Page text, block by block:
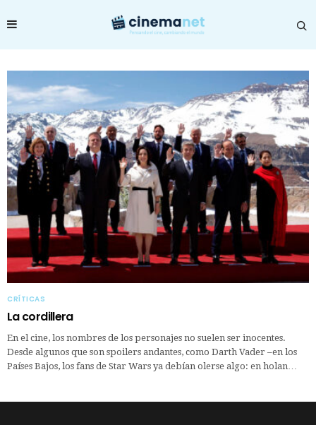
CRÍTICAS
La cordillera
En el cine, los nombres de los personajes no suelen ser inocentes.
Desde algunos que son spoilers andantes, como Darth Vader –en los
Países Bajos, los fans de Star Wars ya debían olerse algo: en holan…